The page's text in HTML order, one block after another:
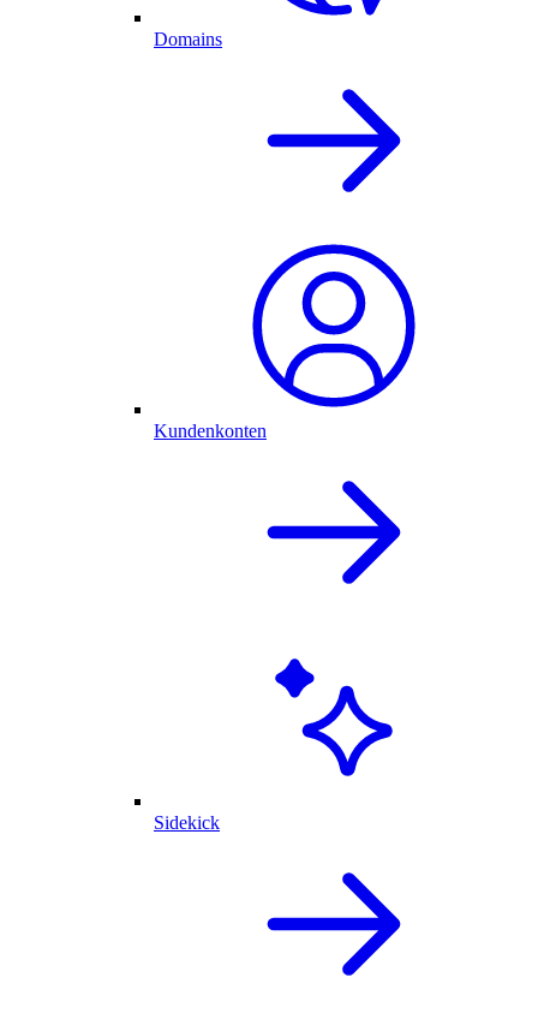
Domains
Kundenkonten
Sidekick